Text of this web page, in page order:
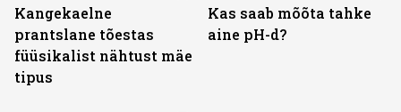
Kangekaelne
prantslane tõestas
füüsikalist nähtust mäe
tipus
Kas saab mõõta tahke
aine pH-d?